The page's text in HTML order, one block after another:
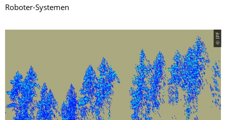
Roboter-Systemen
© IPF